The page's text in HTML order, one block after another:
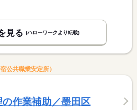
見る (ハローワークより転載)
公共職業安定所）
作業補助／墨田区